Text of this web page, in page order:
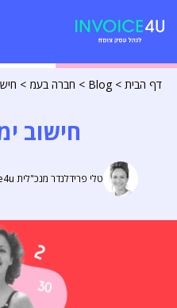
דף הבית >
Blog
> חברה בעמ >
חישוב
טלי פרידלנדר מנכ"לית Invoice4u